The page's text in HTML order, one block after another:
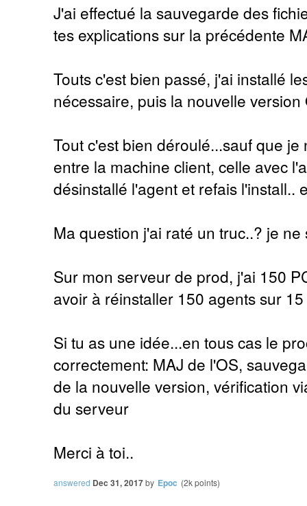
J'ai effectué la sauvegarde des
tes explications sur la précédente
Touts c'est bien passé, j'ai installé
nécessaire, puis la nouvelle version
Tout c'est bien déroulé...sauf que
entre la machine client, celle avec
désinstallé l'agent et refais l'install..
Ma question j'ai raté un truc..? je ne
Sur mon serveur de prod, j'ai 150
avoir à réinstaller 150 agents sur
Si tu as une idée...en tous cas le
correctement: MAJ de l'OS,
de la nouvelle version, vérification
du serveur
Merci à toi..
answered Dec 31, 2017by Epoc (2kpoints)